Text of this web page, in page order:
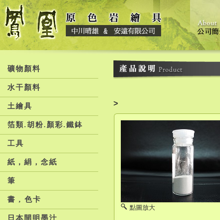
礦物顏料
水干顏料
土繪具
箔類.胡粉.顏彩.鐵鉢
工具
紙，絹，念紙
筆
書 , 色卡
日本開明墨汁
>
點圖放大